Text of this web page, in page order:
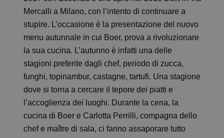
Mercalli a Milano, con l’intento di continuare a
stupire. L’occasione è la presentazione del nuovo
menu autunnale in cui Boer, prova a rivoluzionare
la sua cucina. L’autunno è infatti una delle
stagioni preferite dagli chef, periodo di zucca,
funghi, topinambur, castagne, tartufi. Una stagione
dove si torna a cercare il tepore dei piatti e
l’accoglienza dei luoghi. Durante la cena, la
cucina di Boer e Carlotta Perrilli, compagna dello
chef e maître di sala, ci fanno assaporare tutto